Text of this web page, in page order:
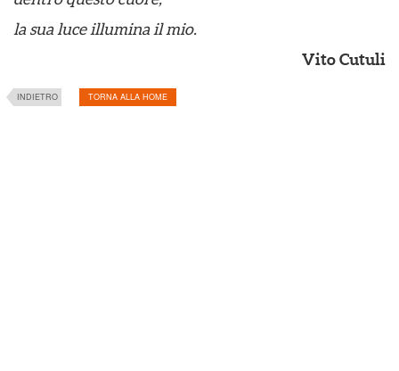
la sua luce illumina il mio.
Vito Cutuli
INDIETRO TORNA ALLA HOME